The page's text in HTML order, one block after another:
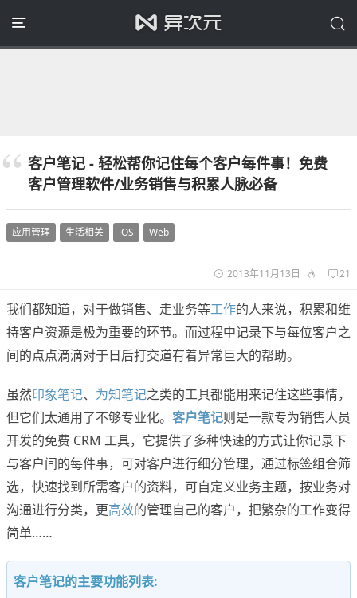
客户笔记 - 轻松帮你记住每个客户每件事！免费
客户管理软件/业务销售与积累人脉必备
应用管理 生活相关 iOS Web
2013年11月13日 21
我们都知道，对于做销售、走业务等工作的人来说，积累和维
持客户资源是极为重要的环节。而过程中记录下与每位客户之
间的点点滴滴对于日后打交道有着异常巨大的帮助。
虽然印象笔记、 为知笔记之类的工具都能用来记住这些事情，
但它们太通用了不够专业化。 客户笔记则是一款专为销售人员
开发的免费 CRM 工具，它提供了多种快速的方式让你记录下
与客户间的每件事，可对客户进行细分管理，通过标签组合筛
选，快速找到所需客户的资料，可自定义业务主题，按业务对
沟通进行分类，更高效的管理自己的客户，把繁杂的工作变得
简单……
客户笔记的主要功能列表: